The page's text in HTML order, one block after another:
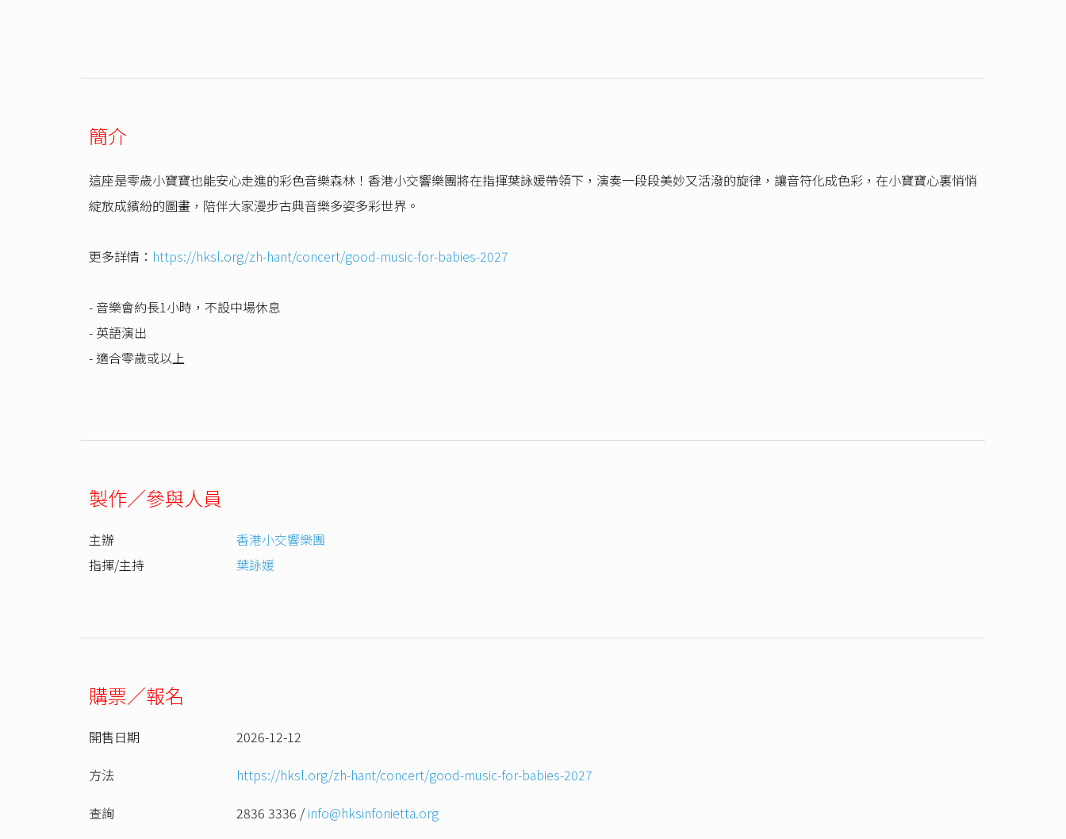
簡介
這座是零歲小寶寶也能安心走進的彩色音樂森林！香港小交響樂團將在指揮葉詠媛帶領下，演奏一段段美妙又活潑的旋律，讓音符化成色彩，在小寶寶心裏悄悄
綻放成繽紛的圖畫，陪伴大家漫步古典音樂多姿多彩世界。
更多詳情： https://hksl.org/zh-hant/concert/good-music-for-babies-2027
- 音樂會約長1小時，不設中場休息
- 英語演出
- 適合零歲或以上
製作／參與人員
主辦
香港小交響樂團
指揮/主持
葉詠媛
購票／報名
開售日期
2026-12-12
方法
https://hksl.org/zh-hant/concert/good-music-for-babies-2027
查詢
2836 3336 / info@hksinfonietta.org